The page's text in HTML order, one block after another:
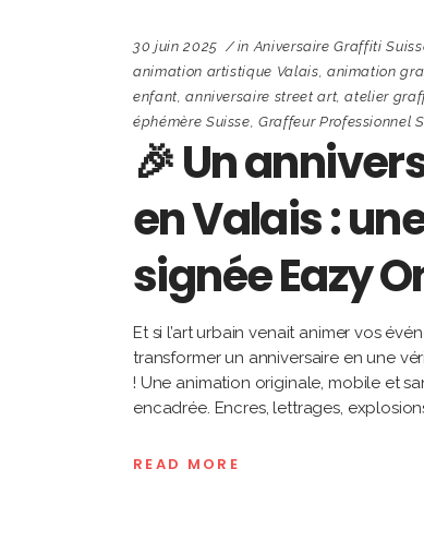
30 juin 2025 in Aniversaire Graffiti
animation artistique Valais, animation
enfant,anniversaire street art,atelier
éphémère Suisse,Graffeur Professionnel
🎉 Un
en Valais :
signée Eazy
Et si l’art urbain venait animer vos
transformer un anniversaire en une
! Une animation originale, mobile et
encadrée. Encres, lettrages,
READ MORE